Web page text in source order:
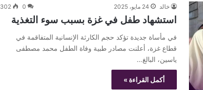
خالد 24 مايو، 2025 0
302
استشهاد طفل في غزة بسبب سوء التغذية
في مأساة جديدة تؤكد حجم الكارثة الإنسانية المتفاقمة في
قطاع غزة، أعلنت مصادر طبية وفاة الطفل محمد مصطفى
ياسين، البالغ…
أكمل القراءة »